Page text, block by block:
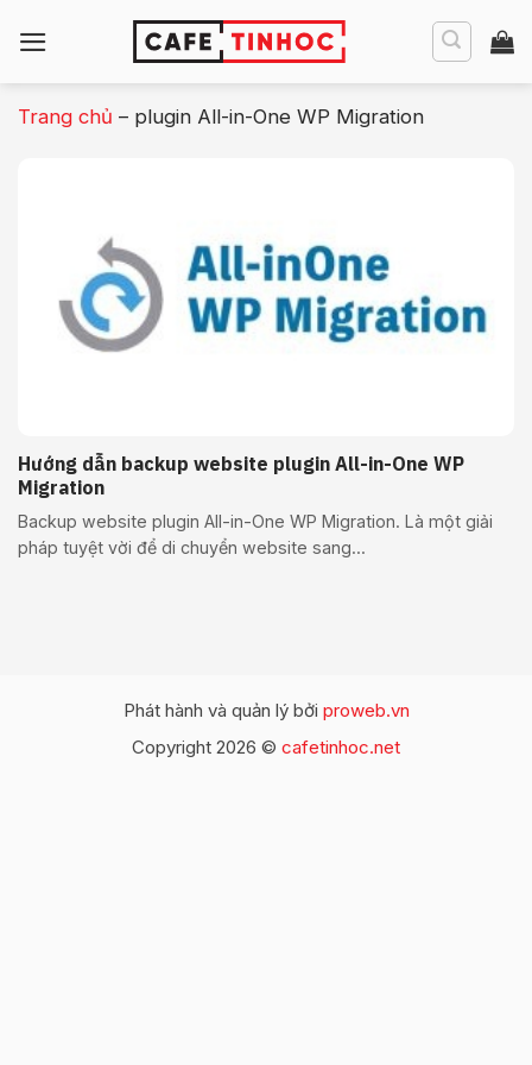
qua
dung
Trang chủ – plugin All-in-One WP Migration
Hướng dẫn backup website plugin All-in-One WP
Migration
Backup website plugin All-in-One WP Migration. Là một giải
pháp tuyệt vời để di chuyển website sang...
Phát hành và quản lý bởi proweb.vn
Copyright 2026 © cafetinhoc.net